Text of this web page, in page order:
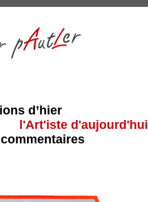
d’hier
l'Art'iste d'aujourd'hui